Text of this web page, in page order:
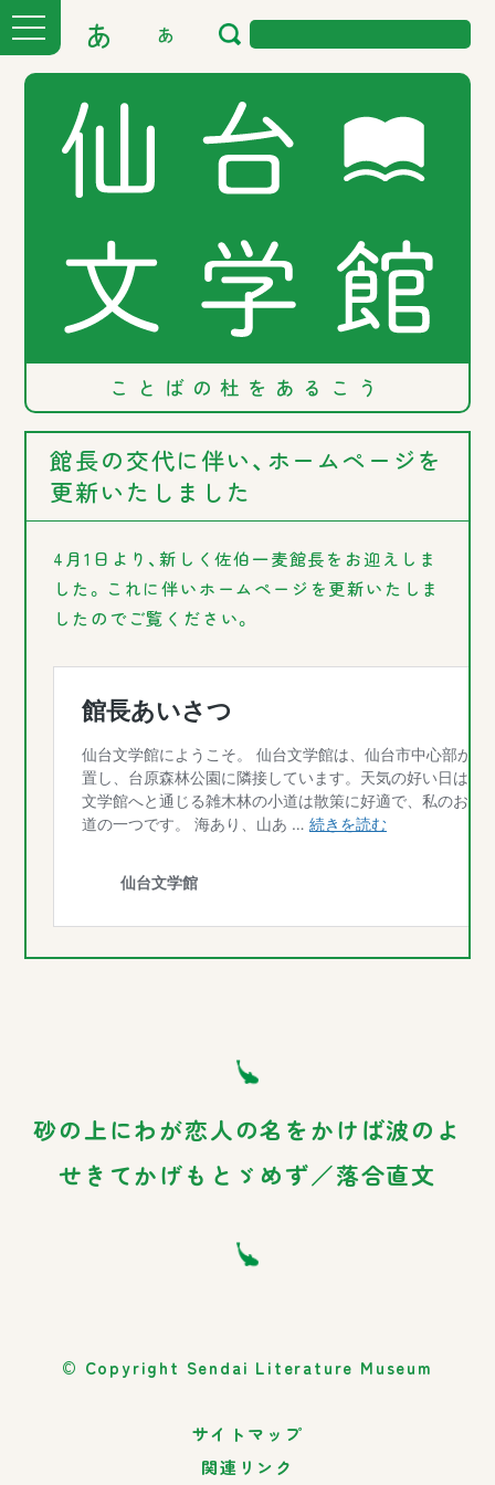
あ あ
ことばの 杜を あるこう
砂の上にわが恋人の名をかけば波のよ
せきてかげもと ゞ めず／落合直文
館長の交代に伴い、ホームページを
更新いたしました
4月1日より、新しく佐伯一麦館長をお迎えしま
した。これに伴いホームページを更新いたしま
したのでご覧ください。
© Copyright Sendai Literature Museum
サイトマップ
関連リンク